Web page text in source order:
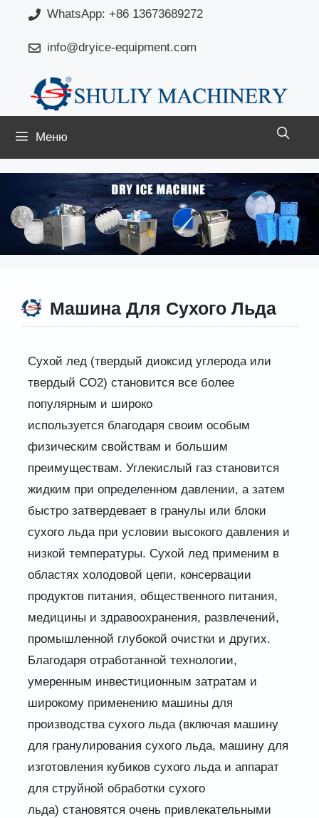
Перейти
содержимому
WhatsApp: +86 13673689272
info@dryice-equipment.com
Меню
Машина Для Сухого Льда
Сухой лед (твердый диоксид углерода или
твердый CO2) становится все более
популярным и широко
используется благодаря своим особым
физическим свойствам и большим
преимуществам. Углекислый газ становится
жидким при определенном давлении, а затем
быстро затвердевает в гранулы или блоки
сухого льда при условии высокого давления и
низкой температуры. Сухой лед применим в
областях холодовой цепи, консервации
продуктов питания, общественного питания,
медицины и здравоохранения, развлечений,
промышленной глубокой очистки и других.
Благодаря отработанной технологии,
умеренным инвестиционным затратам и
широкому применению машины для
производства сухого льда (включая машину
для гранулирования сухого льда, машину для
изготовления кубиков сухого льда и аппарат
для струйной обработки сухого
льда) становятся очень привлекательными